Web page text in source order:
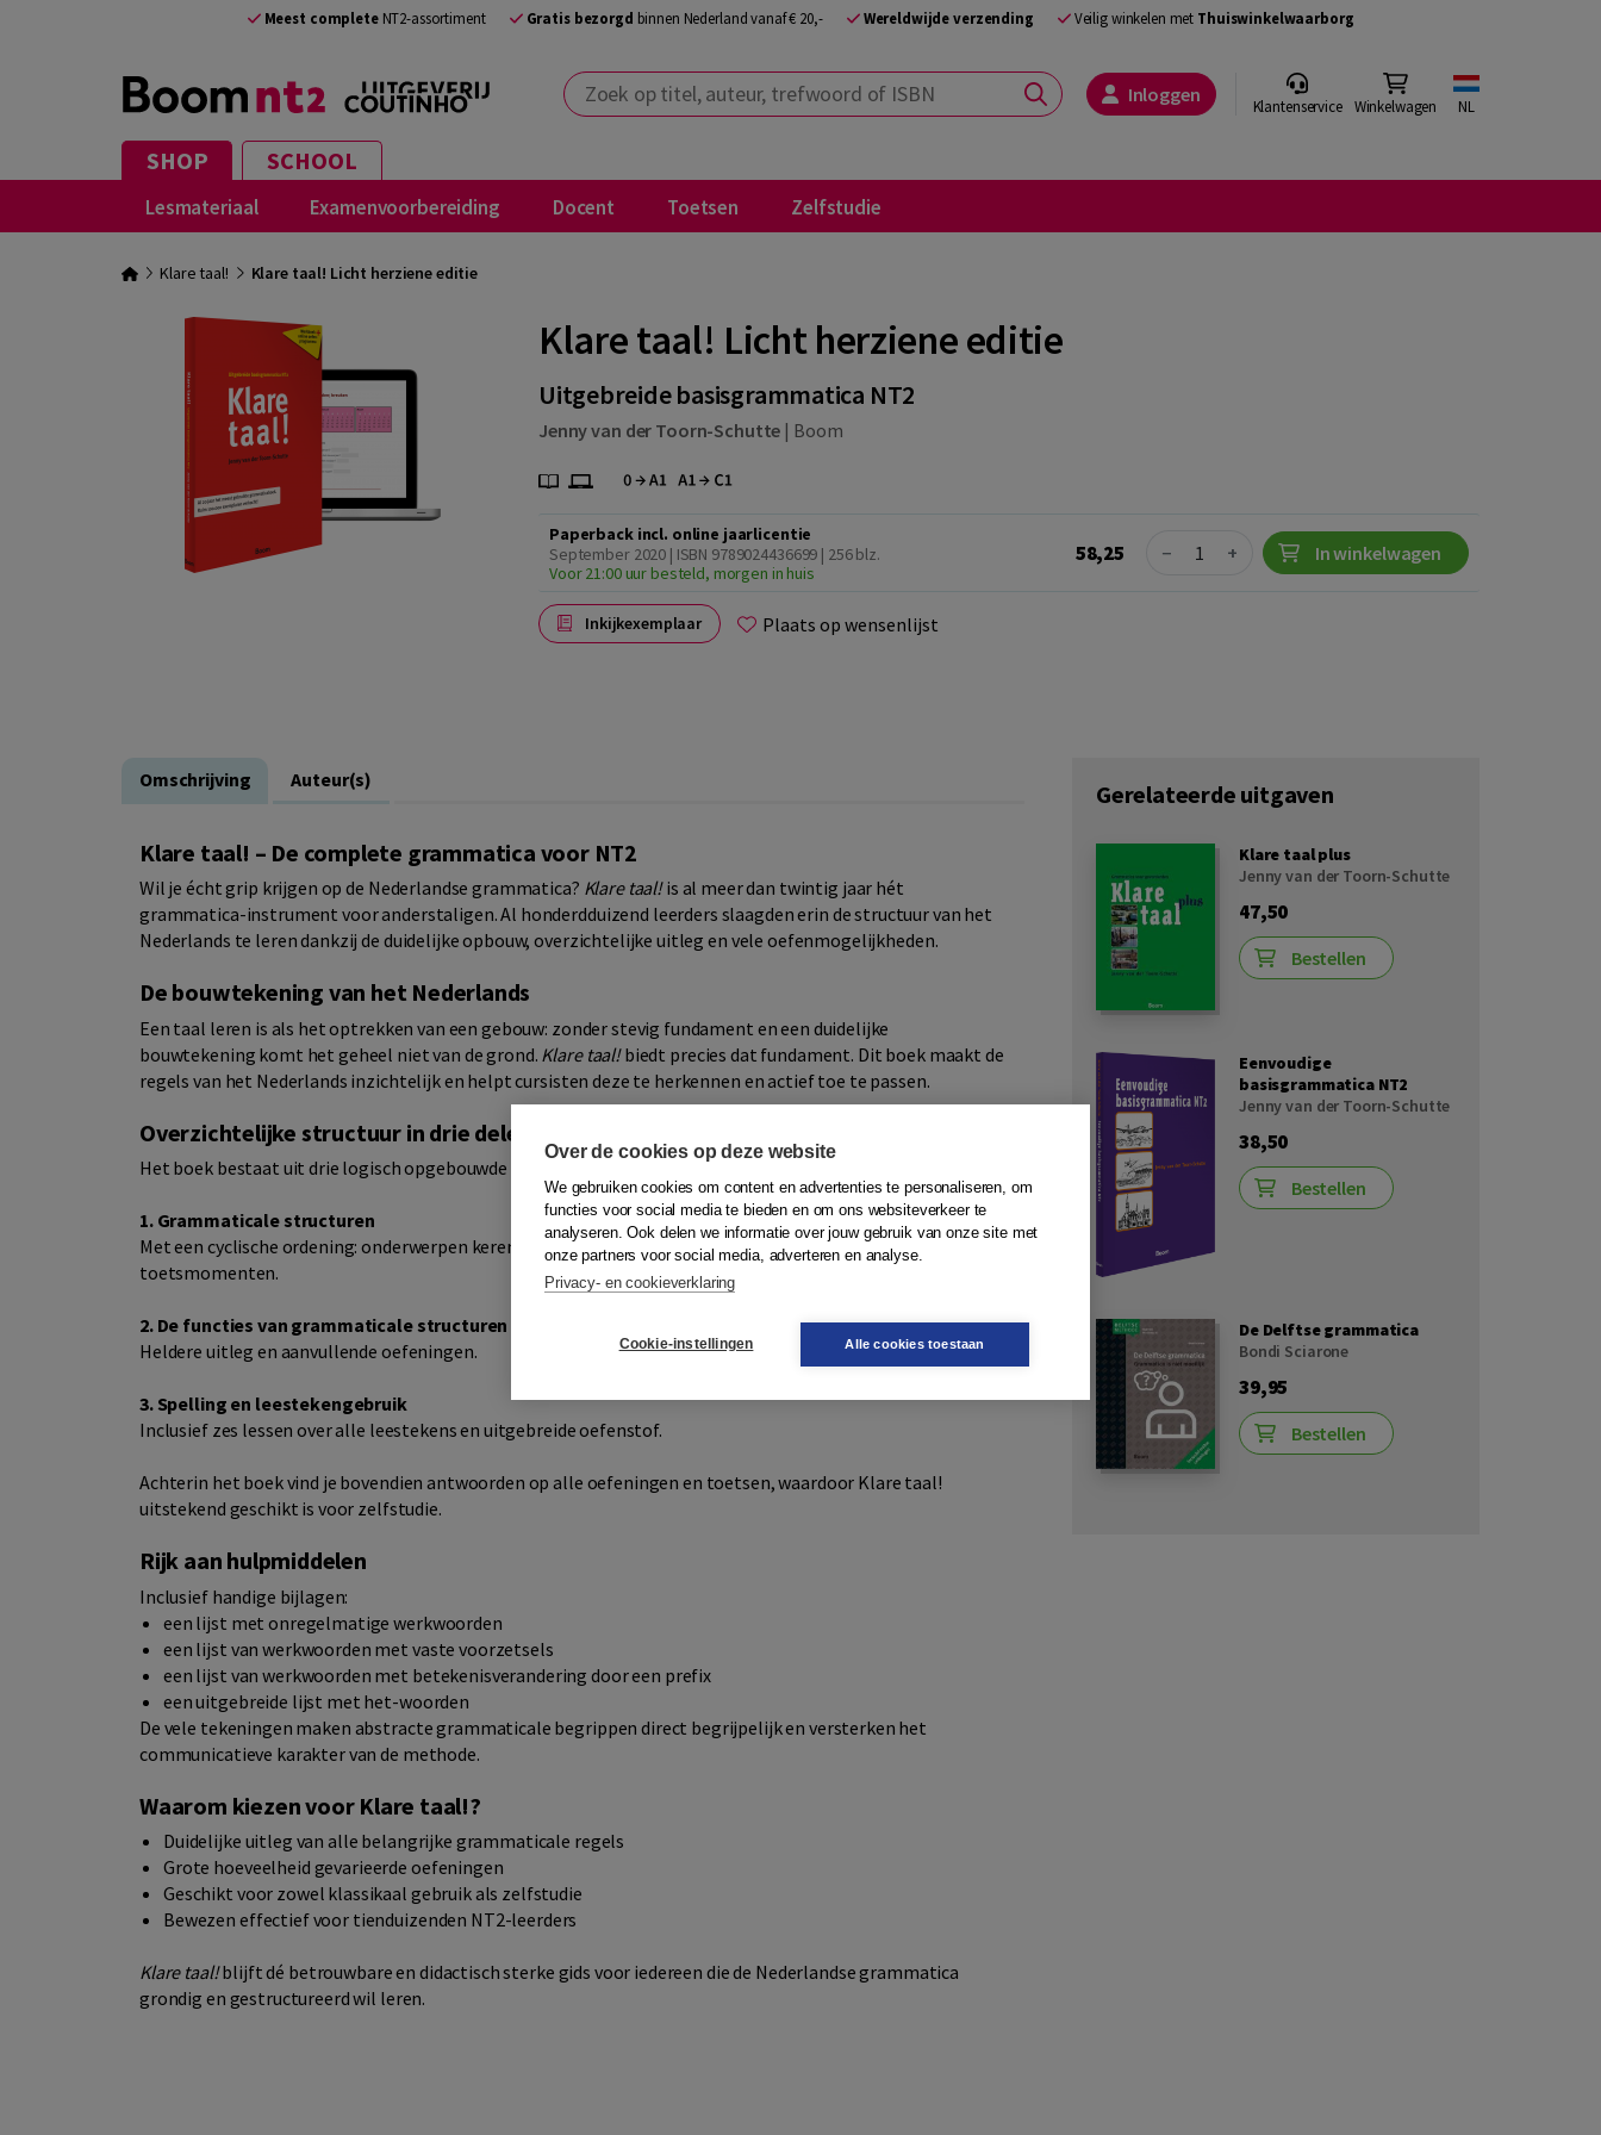
Meest completeNT2-assortiment Gratis bezorgd binnen Nederland vanaf € 20,- Wereldwijde verzending Veilig winkelen met Thuiswinkelwaarborg
Zoek op titel, auteur, trefwoord of ISBN Inloggen Klantenservice Winkelwagen NL
SHOP SCHOOL
Lesmateriaal Examenvoorbereiding Docent Toetsen Zelfstudie
Klare taal! Klare taal! Licht herziene editie
Klare taal! Licht herziene editie
Uitgebreide basisgrammatica NT2
Jenny van der Toorn-Schutte | Boom
Paperback incl. online jaarlicentie
September 2020 | ISBN 9789024436699 | 256 blz.
Voor 21:00 uur besteld, morgen in huis
58,25 Quantity
− + In winkelwagen
Inkijkexemplaar Plaats op wensenlijst
Omschrijving Auteur(s)
Klare taal! – De complete grammatica voor NT2
Wil je écht grip krijgen op de Nederlandse grammatica? Klare taal!is al meer dan twintig jaar hét
grammatica-instrument voor anderstaligen. Al honderdduizend leerders slaagden erin de structuur van het
Nederlands te leren dankzij de duidelijke opbouw, overzichtelijke uitleg en vele oefenmogelijkheden.
De bouwtekening van het Nederlands
Een taal leren is als het optrekken van een gebouw: zonder stevig fundament en een duidelijke
bouwtekening komt het geheel niet van de grond. Klare taal!biedt precies dat fundament. Dit boek maakt de
regels van het Nederlands inzichtelijk en helpt cursisten deze te herkennen en actief toe te passen.
Overzichtelijke structuur in drie delen
Het boek bestaat uit drie logisch opgebouwde delen:
1. Grammaticale structuren
Met een cyclische ordening: onderwerpen keren terug met verdieping, aangevuld met regelmatige
toetsmomenten.
2. De functies van grammaticale structuren
Heldere uitleg en aanvullende oefeningen.
3. Spelling en leestekengebruik
Inclusief zes lessen over alle leestekens en uitgebreide oefenstof.
Achterin het boek vind je bovendien antwoorden op alle oefeningen en toetsen, waardoor Klare taal!
uitstekend geschikt is voor zelfstudie.
Rijk aan hulpmiddelen
Inclusief handige bijlagen:
een lijst met onregelmatige werkwoorden
een lijst van werkwoorden met vaste voorzetsels
een lijst van werkwoorden met betekenisverandering door een prefix
een uitgebreide lijst met het-woorden
De vele tekeningen maken abstracte grammaticale begrippen direct begrijpelijk en versterken het
communicatieve karakter van de methode.
Waarom kiezen voor Klare taal!?
Duidelijke uitleg van alle belangrijke grammaticale regels
Grote hoeveelheid gevarieerde oefeningen
Geschikt voor zowel klassikaal gebruik als zelfstudie
Bewezen effectief voor tienduizenden NT2-leerders
Klare taal!blijft dé betrouwbare en didactisch sterke gids voor iedereen die de Nederlandse grammatica
grondig en gestructureerd wil leren.
Gerelateerde uitgaven
Klare taal plus
Jenny van der Toorn-Schutte
47,50
Bestellen
Eenvoudige
basisgrammatica NT2
Jenny van der Toorn-Schutte
38,50
Bestellen
De Delftse grammatica
Bondi Sciarone
39,95
Bestellen
Over de cookies op deze website
We gebruiken cookies om content en advertenties te personaliseren, om
functies voor social media te bieden en om ons websiteverkeer te
analyseren. Ook delen we informatie over jouw gebruik van onze site met
onze partners voor social media, adverteren en analyse.
Privacy- en cookieverklaring
Cookie-instellingen Alle cookies toestaan